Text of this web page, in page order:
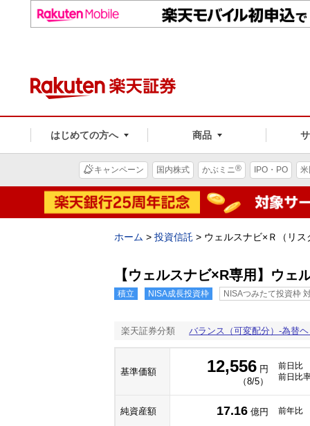
はじめての方へ 商品
キャンペーン 国内株式 かぶミニ® IPO・PO
ホーム > 投資信託 > ウェルスナビ×Ｒ（リス
【ウェルスナビ×R専用】ウェ
積立 NISA成長投資枠 NISAつみたて投資枠
楽天証券分類 バランス（可変配分）-為替
基準価額 12,556 円
（8/5）
前日比
前日比
純資産額 17.16 億円 前年比